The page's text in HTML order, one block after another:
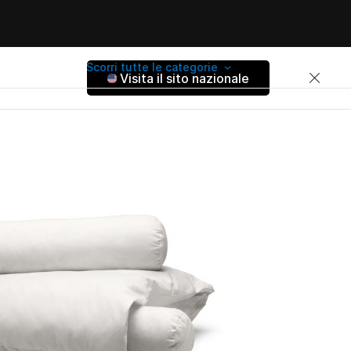
Scorri tutte le categorie
Visita il sito nazionale